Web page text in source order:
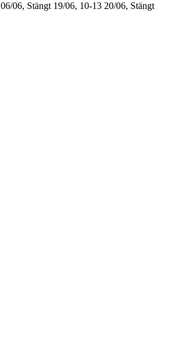
06/06, Stängt 19/06, 10-13 20/06, Stängt